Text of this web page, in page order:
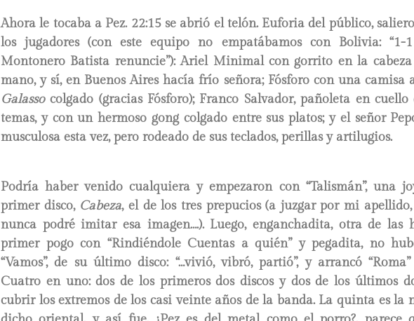
Ahora le tocaba a Pez. 22:15 se abrió el telón. Euforia del público,
los jugadores (con este equipo no empatábamos con Bolivia: “1-
Montonero Batista renuncie”): Ariel Minimal con gorrito en la
mano, y sí, en Buenos Aires hacía frío señora; Fósforo con una camisa
Galassocolgado (gracias Fósforo); Franco Salvador, pañoleta en
temas, y con un hermoso gong colgado entre sus platos; y el señor
musculosa esta vez, pero rodeado de sus teclados, perillas y artilugios.
Podría haber venido cualquiera y empezaron con “Talismán”, una
primer disco, Cabeza, el de los tres prepucios (a juzgar por mi
nunca podré imitar esa imagen….). Luego, enganchadita, otra de las
primer pogo con “Rindiéndole Cuentas a quién” y pegadita, no
“Vamos”, de su último disco: “…vivió, vibró, partió”, y arrancó
Cuatro en uno: dos de los primeros dos discos y dos de los últimos
cubrir los extremos de los casi veinte años de la banda. La quinta es la